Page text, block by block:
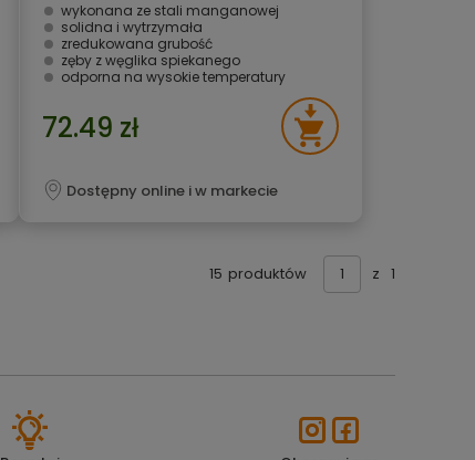
wykonana ze stali manganowej
solidna i wytrzymała
zredukowana grubość
zęby z węglika spiekanego
odporna na wysokie temperatury
72.49 zł
Dostępny online i w markecie
15 produktów z 1